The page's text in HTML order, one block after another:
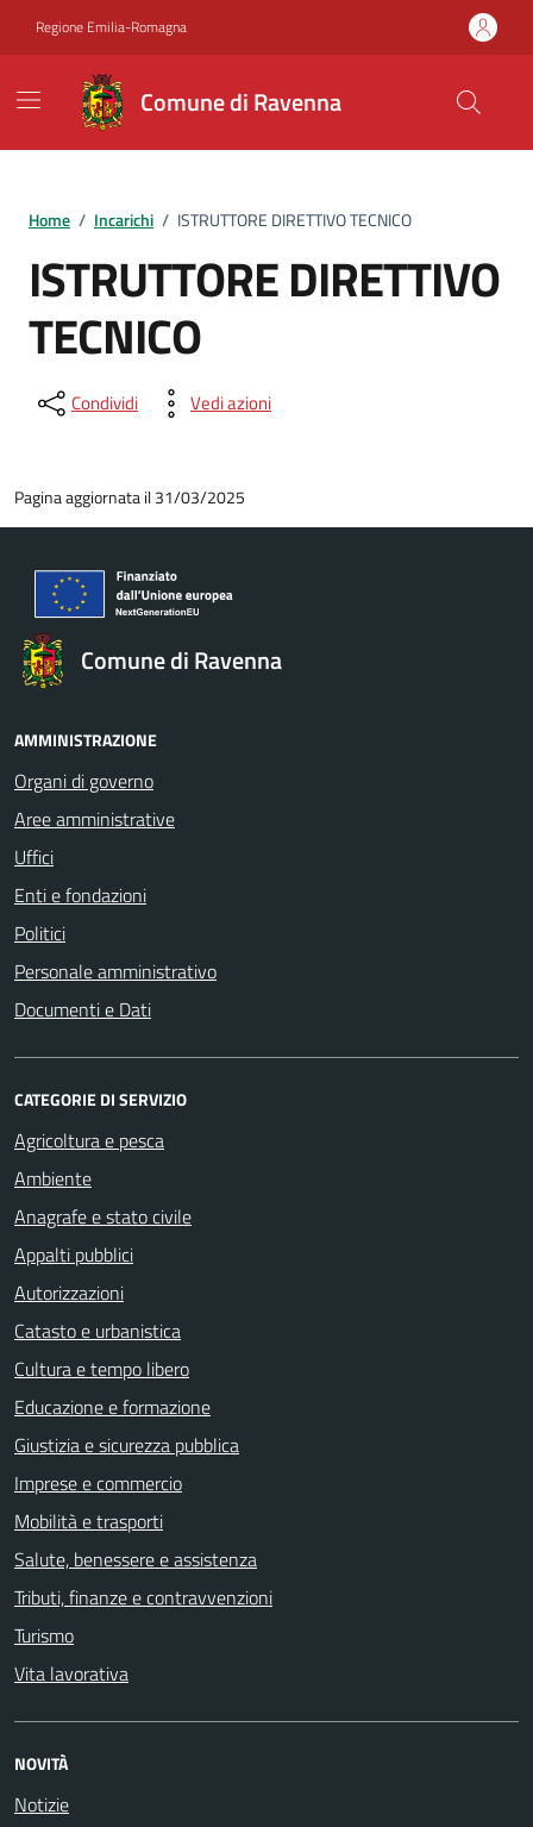
Regione Emilia-Romagna
Comune di Ravenna
Home / Incarichi / ISTRUTTORE DIRETTIVO TECNICO
ISTRUTTORE DIRETTIVO
TECNICO
Condividi Vedi azioni
Pagina aggiornata il 31/03/2025
Comune di Ravenna
AMMINISTRAZIONE
Organi di governo
Aree amministrative
Uffici
Enti e fondazioni
Politici
Personale amministrativo
Documenti e Dati
CATEGORIE DI SERVIZIO
Agricoltura e pesca
Ambiente
Anagrafe e stato civile
Appalti pubblici
Autorizzazioni
Catasto e urbanistica
Cultura e tempo libero
Educazione e formazione
Giustizia e sicurezza pubblica
Imprese e commercio
Mobilità e trasporti
Salute, benessere e assistenza
Tributi, finanze e contravvenzioni
Turismo
Vita lavorativa
NOVITÀ
Notizie